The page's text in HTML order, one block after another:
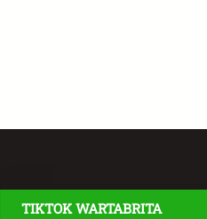
TIKTOK WARTABRITA